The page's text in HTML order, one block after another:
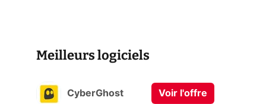
Meilleurs logiciels
CyberGhost Voir l'offre